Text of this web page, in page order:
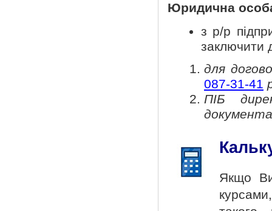
Юридична
з р/р
заключити
для
087-31-41
ПІБ
документа
Якщо